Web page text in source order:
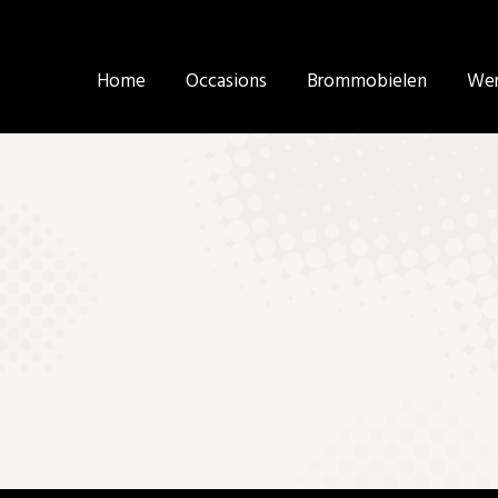
Home Occasions Brommobielen
Home Occasions Brommobielen